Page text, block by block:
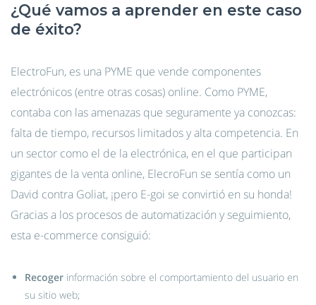
¿Qué vamos a aprender en este caso
de éxito?
ElectroFun, es una PYME que vende componentes
electrónicos (entre otras cosas) online. Como PYME,
contaba con las amenazas que seguramente ya conozcas:
falta de tiempo, recursos limitados y alta competencia. En
un sector como el de la electrónica, en el que participan
gigantes de la venta online, ElecroFun se sentía como un
David contra Goliat, ¡pero E-goi se convirtió en su honda!
Gracias a los procesos de automatización y seguimiento,
esta e-commerce consiguió:
Recoger información sobre el comportamiento del usuario en
su sitio web;